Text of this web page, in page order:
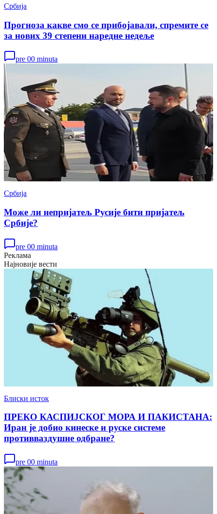
Србија
Прогноза какве смо се прибојавали, спремите се
за нових 39 степени наредне недеље
pre 00 minuta
Србија
Може ли непријатељ Русије бити пријатељ
Србије?
pre 00 minuta
Реклама
Најновије вести
Блиски исток
ПРЕКО КАСПИЈСКОГ МОРА И ПАКИСТАНА:
Иран је добио кинеске и руске системе
противваздушне одбране?
pre 00 minuta